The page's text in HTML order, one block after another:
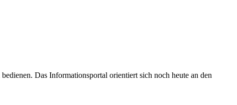
Das Informationsportal orientiert sich noch heute an den